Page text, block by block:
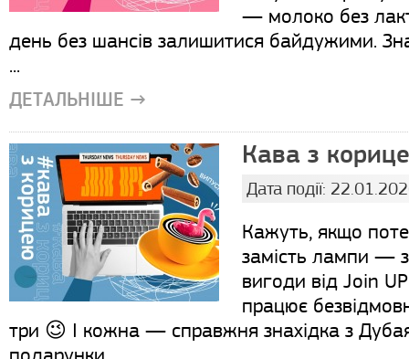
— молоко без
день без шансів залишитися байдужими.
...
ДЕТАЛЬНІШЕ →
Кава з
Дата події:
Кажуть, якщо
замість лампи —
вигоди від Join
працює
три 😉 І кожна — справжня знахідка з